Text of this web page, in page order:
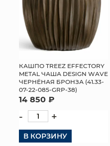
КАШПО TREEZ EFFECTORY
METAL ЧАША DESIGN WAVE
ЧЕРНЁНАЯ БРОНЗА (41.33-
07-22-085-GRP-38)
14 850 ₽
- +
В КОРЗИНУ